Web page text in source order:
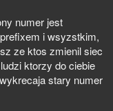
numer jest
i wsyzstkim,
ze ktos zmienil siec
ktorzy do ciebie
stary numer